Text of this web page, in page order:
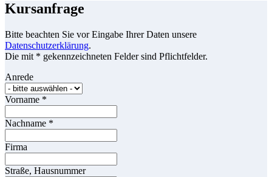
Kursanfrage
Bitte beachten Sie vor Eingabe Ihrer Daten unsere
Datenschutzerklärung.
Die mit * gekennzeichneten Felder sind Pflichtfelder.
Anrede
Vorname *
Nachname *
Firma
Straße, Hausnummer